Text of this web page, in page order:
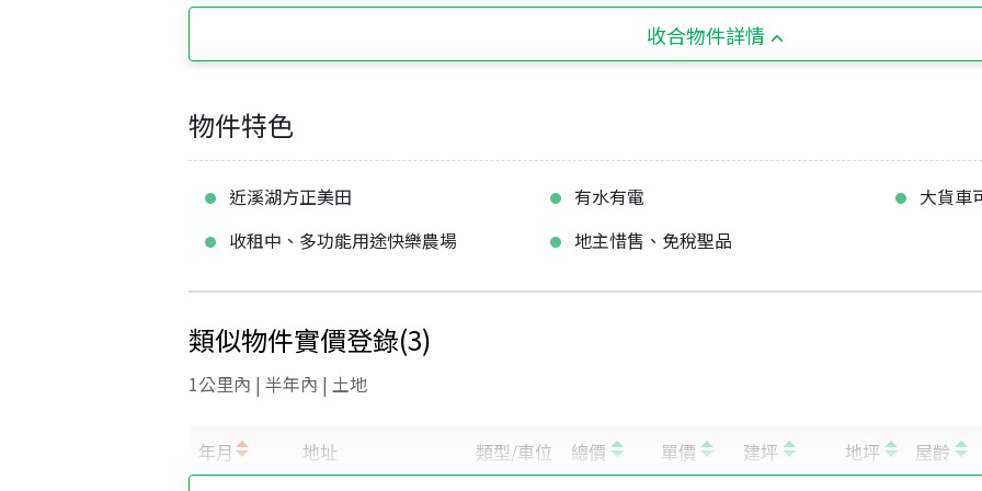
收合物件詳情
物件特色
近溪湖方正美田 有水有電
大貨車
收租中、多功能用途快樂農場
地主惜售、免稅聖品
類似物件實價登錄(3)
1公里內 | 半年內 | 土地